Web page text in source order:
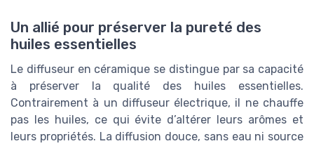
Un allié pour préserver la pureté des
huiles essentielles
Le diffuseur en céramique se distingue par sa capacité
à préserver la qualité des huiles essentielles.
Contrairement à un diffuseur électrique, il ne chauffe
pas les huiles, ce qui évite d’altérer leurs arômes et
leurs propriétés. La diffusion douce, sans eau ni source